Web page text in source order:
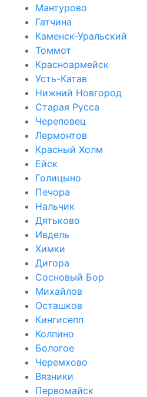
Мантурово
Гатчина
Каменск-Уральский
Томмот
Красноармейск
Усть-Катав
Нижний Новгород
Старая Русса
Череповец
Лермонтов
Красный Холм
Ейск
Голицыно
Печора
Нальчик
Дятьково
Ивдель
Химки
Дигора
Сосновый Бор
Михайлов
Осташков
Кингисепп
Колпино
Бологое
Черемхово
Вязники
Первомайск